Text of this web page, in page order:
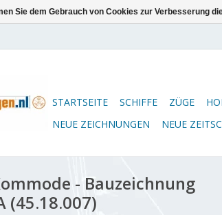
STARTSEITE SCHIFFE ZÜGE
NEUE ZEICHNUNGEN
NEUE
- Bauzeichnung
(45.18.007)
Sie dem Gebrauch von Cookies zur Verbesserung